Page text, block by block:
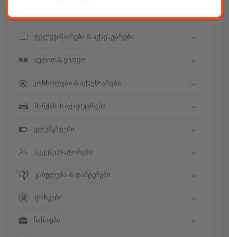
ტელევიზორები & აქსესუარები
აუდიო & ვიდეო
კონსოლები & აქსესუარები
მანქანის აქსესუარები
ელემენტები
აკკუმულატორები
კაბელები & დამტენები
დისკები
ჩანთები